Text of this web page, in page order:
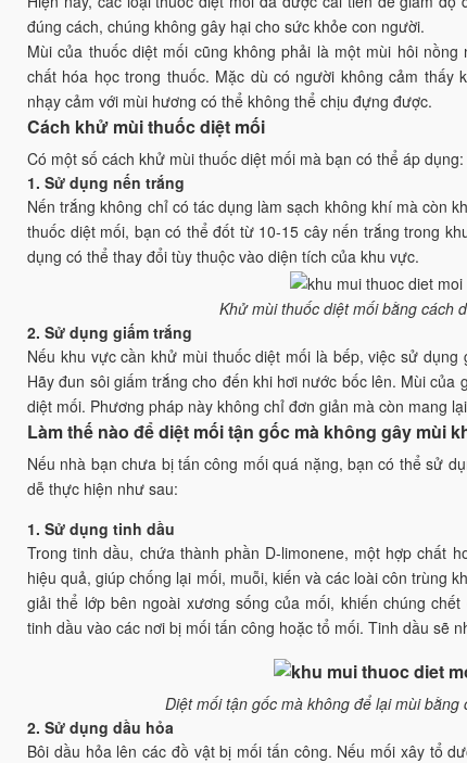
đúng cách, chúng không gây hại cho sức khỏe con người.
Mùi của thuốc diệt mối cũng không phải là một mùi hôi
chất hóa học trong thuốc. Mặc dù có người không cảm thấy
nhạy cảm với mùi hương có thể không thể chịu đựng được.
Cách khử mùi thuốc diệt mối
Có một số cách khử mùi thuốc diệt mối mà bạn có thể áp dụng:
1. Sử dụng nến trắng
Nến trắng không chỉ có tác dụng làm sạch không khí mà còn
thuốc diệt mối, bạn có thể đốt từ 10-15 cây nến trắng trong
dụng có thể thay đổi tùy thuộc vào diện tích của khu vực.
Khử mùi thuốc diệt mối bằng cách
2. Sử dụng giấm trắng
Nếu khu vực cần khử mùi thuốc diệt mối là bếp, việc sử
Hãy đun sôi giấm trắng cho đến khi hơi nước bốc lên. Mùi
diệt mối. Phương pháp này không chỉ đơn giản mà còn mang
Làm thế nào để diệt mối tận gốc mà không gây mùi
Nếu nhà bạn chưa bị tấn công mối quá nặng, bạn có thể sử
dễ thực hiện như sau:
1. Sử dụng tinh dầu
Trong tinh dầu, chứa thành phần D-limonene, một hợp chất
hiệu quả, giúp chống lại mối, muỗi, kiến và các loài côn trùng
giải thể lớp bên ngoài xương sống của mối, khiến chúng
tinh dầu vào các nơi bị mối tấn công hoặc tổ mối. Tinh dầu sẽ
Diệt mối tận gốc mà không để lại mùi
2. Sử dụng dầu hỏa
Bôi dầu hỏa lên các đồ vật bị mối tấn công. Nếu mối xây tổ